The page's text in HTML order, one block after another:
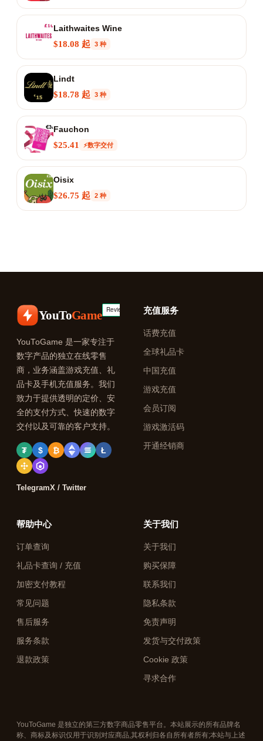
Laithwaites Wine
$18.08 起
3 种
Lindt
$18.78 起
3 种
Fauchon
$25.41
⚡数字交付
Oisix
$26.75 起
2 种
YouToGame
YouToGame 是一家专注于
数字产品的独立在线零售
商，业务涵盖游戏充值、礼
品卡及手机充值服务。我们
致力于提供透明的定价、安
全的支付方式、快速的数字
交付以及可靠的客户支持。
₮ $ ₿ Ł
TelegramX / Twitter
充值服务
话费充值
全球礼品卡
中国充值
游戏充值
会员订阅
游戏激活码
开通经销商
帮助中心
订单查询
礼品卡查询 / 充值
加密支付教程
常见问题
售后服务
服务条款
退款政策
关于我们
关于我们
购买保障
联系我们
隐私条款
免责声明
发货与交付政策
Cookie 政策
寻求合作
YouToGame 是独立的第三方数字商品零售平台。本站展示的所有品牌名
称、商标及标识仅用于识别对应商品,其权利归各自所有者所有;本站与上述